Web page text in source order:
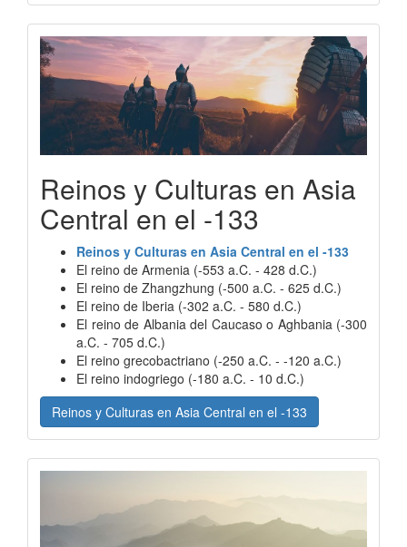
Reinos y Culturas en Asia
Central en el -133
Reinos y Culturas en Asia Central en el -133
El reino de Armenia (-553 a.C. - 428 d.C.)
El reino de Zhangzhung (-500 a.C. - 625 d.C.)
El reino de Iberia (-302 a.C. - 580 d.C.)
El reino de Albania del Caucaso o Aghbania (-300
a.C. - 705 d.C.)
El reino grecobactriano (-250 a.C. - -120 a.C.)
El reino indogriego (-180 a.C. - 10 d.C.)
Reinos y Culturas en Asia Central en el -133